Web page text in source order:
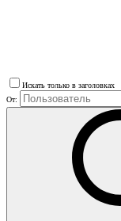
Искать только в заголовках
От: